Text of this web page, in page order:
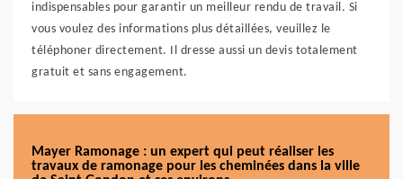
indispensables pour garantir un meilleur rendu de travail. Si
vous voulez des informations plus détaillées, veuillez le
téléphoner directement. Il dresse aussi un devis totalement
gratuit et sans engagement.
Mayer Ramonage : un expert qui peut réaliser les
travaux de ramonage pour les cheminées dans la ville